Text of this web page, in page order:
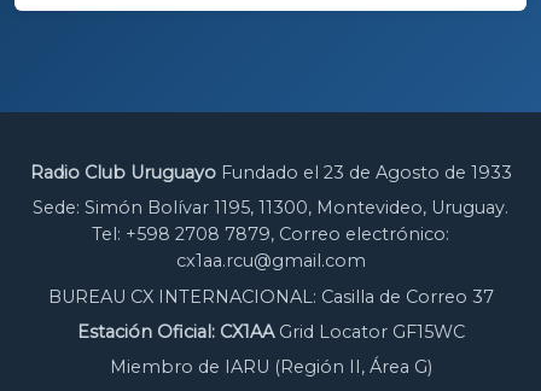
Radio Club UruguayoFundado el 23 de Agosto de 1933
Sede: Simón Bolívar 1195, 11300, Montevideo, Uruguay.
Tel: +598 2708 7879, Correo electrónico:
cx1aa.rcu@gmail.com
BUREAU CX INTERNACIONAL: Casilla de Correo 37
Estación Oficial: CX1AAGrid Locator GF15WC
Miembro de IARU (Región II, Área G)